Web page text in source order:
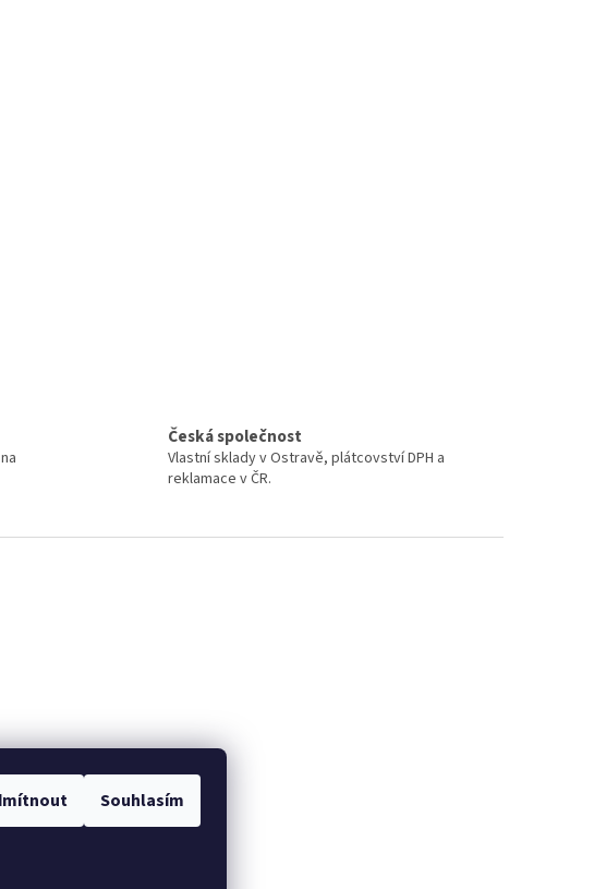
Souhlasím
Česká společnost
Vlastní sklady v Ostravě, plátcovství DPH a
reklamace v ČR.